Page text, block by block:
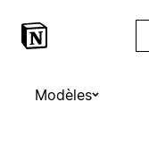
Modèles